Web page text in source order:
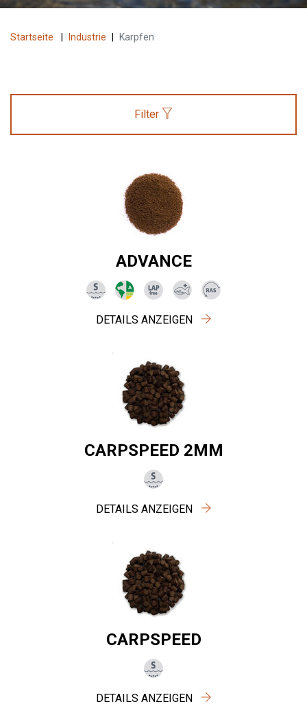
Startseite Industrie Karpfen
Filter
ADVANCE
DETAILS ANZEIGEN
CARPSPEED 2MM
DETAILS ANZEIGEN
CARPSPEED
DETAILS ANZEIGEN